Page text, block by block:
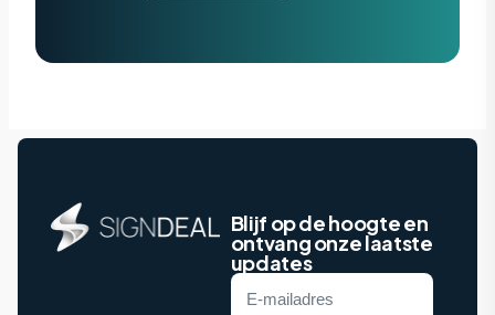
Blijf op de hoogte en
ontvang onze laatste
updates